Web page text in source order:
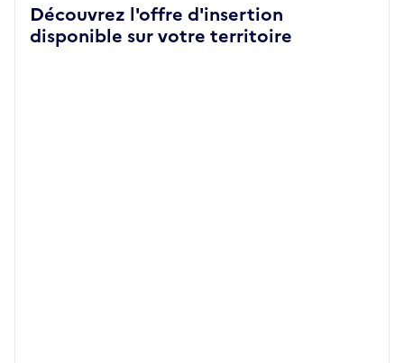
Découvrez l'offre d'insertion
disponible sur votre territoire